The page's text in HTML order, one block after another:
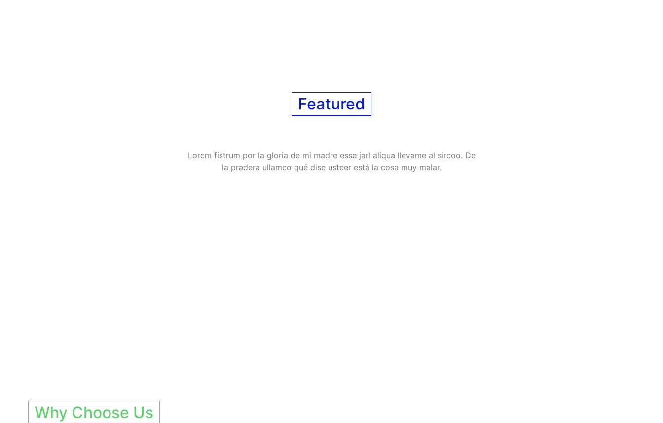
Featured
Lorem fistrum por la gloria de mi madre esse jarl aliqua llevame al sircoo. De
la pradera ullamco qué dise usteer está la cosa muy malar.
Why Choose Us